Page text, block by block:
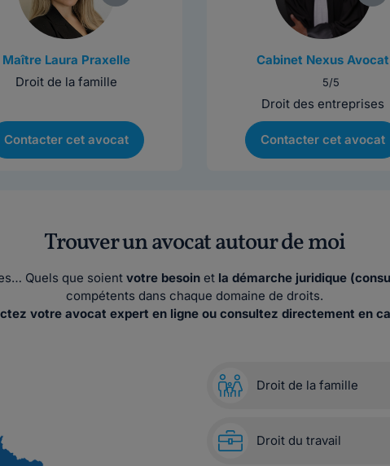
Maître Laura Praxelle
Droit de la famille
Contacter cet avocat
Cabinet Nexus Avocat
5/5
Droit des entreprises
Contacter cet avocat
Trouver un avocat autour de moi
Quels que soient votre besoin et la démarche juridique
compétents dans chaque domaine de droits.
votre avocat expert en ligne ou consultez directement en
Droit de la famille
Droit du travail